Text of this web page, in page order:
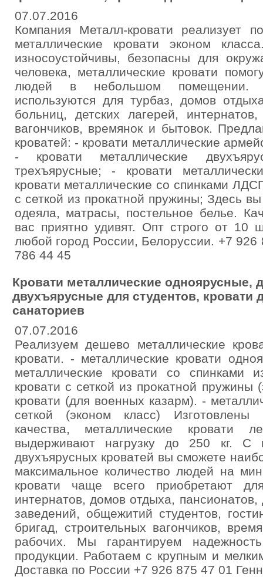
07.07.2016
Компания Металл-кровати реализует
металлические кровати эконом
износоустойчивы, безопасны для
человека, металлические кровати
людей в небольшом помещении.
используются для турбаз, домов
больниц, детских лагерей,
вагончиков, времянок и бытовок.
кроватей: - кровати металлические
- кровати металлические
трехъярусные; - кровати
кровати металлические со спинками
с сеткой из прокатной пружины; Здесь
одеяла, матрасы, постельное белье.
вас приятно удивят. Опт строго от 10
любой город России, Белоруссии. +7
786 44 45
Кровати металлические одноярусные,
двухъярусные для студентов, кровати
санаториев
07.07.2016
Реализуем дешево металлические
кровати. - металлические кровати
металлические кровати со спинками
кровати с сеткой из прокатной пружины
кровати (для военных казарм). -
сеткой (эконом класс)
качества, металлические кровати
выдерживают нагрузку до 250 кг. С
двухъярусных кроватей вы сможете
максимальное количество людей на
кровати чаще всего приобретают
интернатов, домов отдыха,
заведений, общежитий студентов,
бригад, строительных вагончиков,
рабочих. Мы гарантируем
продукции. Работаем с крупным и
Доставка по России +7 926 875 47 01